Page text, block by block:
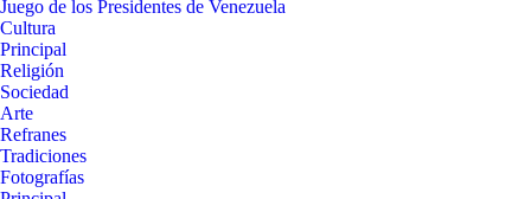
Juego de los Presidentes de Venezuela
Cultura
Principal
Religión
Sociedad
Arte
Refranes
Tradiciones
Fotografías